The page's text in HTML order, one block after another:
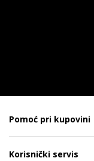
Pomoć pri kupovini
Korisnički servis